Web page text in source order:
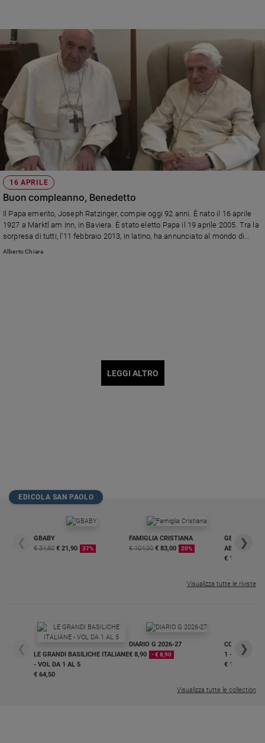
16 APRILE
Buon compleanno, Benedetto
Il Papa emerito, Joseph Ratzinger, compie oggi 92 anni. È nato il 16 aprile
1927 a Marktl am Inn, in Baviera. È stato eletto Papa il 19 aprile 2005. Tra la
sorpresa di tutti, l'11 febbraio 2013, in latino, ha annunciato al mondo di
dimettersi dal ministero petrino.
Alberto Chiara
LEGGI ALTRO
EDICOLA SAN PAOLO
❮
GBABY
€ 34,80 € 21,90 37%
FAMIGLIA CRISTIANA
€ 104,00 € 83,00 20%
GBABY
€ 16,99
❯
Visualizza tutte le riviste
❮
LE GRANDI BASILICHE ITALIANE
- VOL DA 1 AL 5
€ 64,50
DIARIO G 2026-27
€ 8,90
- € 8,90
COLLANA
1 - 2
€ 18,50
❯
Visualizza tutte le collection